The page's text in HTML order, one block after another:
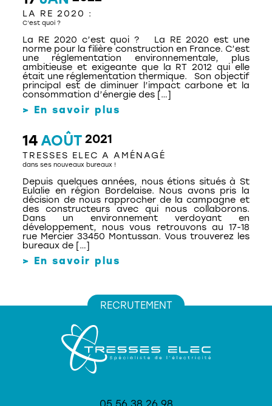
LA RE 2020 :
C’est quoi ?
La RE 2020 c’est quoi ? La RE 2020 est une
norme pour la filière construction en France. C’est
une réglementation environnementale, plus
ambitieuse et exigeante que la RT 2012 qui elle
était une réglementation thermique. Son objectif
principal est de diminuer l’impact carbone et la
consommation d’énergie des […]
> En savoir plus
14AOÛT 2021
TRESSES ELEC A AMÉNAGÉ
dans ses nouveaux bureaux !
Depuis quelques années, nous étions situés à St
Eulalie en région Bordelaise. Nous avons pris la
décision de nous rapprocher de la campagne et
des constructeurs avec qui nous collaborons.
Dans un environnement verdoyant en
développement, nous vous retrouvons au 17-18
rue Mercier 33450 Montussan. Vous trouverez les
bureaux de […]
> En savoir plus
RECRUTEMENT
REJOINS L’ÉQUIPE
TRESSES ELEC !
Fort de bientôt 30 ans d’expérience,
notre entreprise est en évolution
constante. Nous sommes régulièrement
collaborateurs pour intégrer nos
équipes : câbleur en atelier, électricien,
technicien de chantier, bureau
d’études…
Vous souhaitez nous rejoindre ?
Postulez via l’adresse mail :
servicetechnique@tresses-elec.fr
DÉCOUVREZ NOS OFFRES
Cableur en atelier (H/F)
CONSULTER L'OFFRE
Electricien / Electricienne du
bâtiment (H/F)